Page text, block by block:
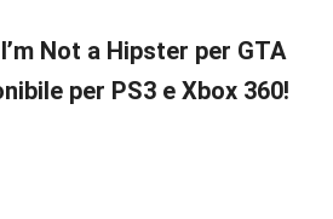
Not a Hipster per GTA
per PS3 e Xbox 360!